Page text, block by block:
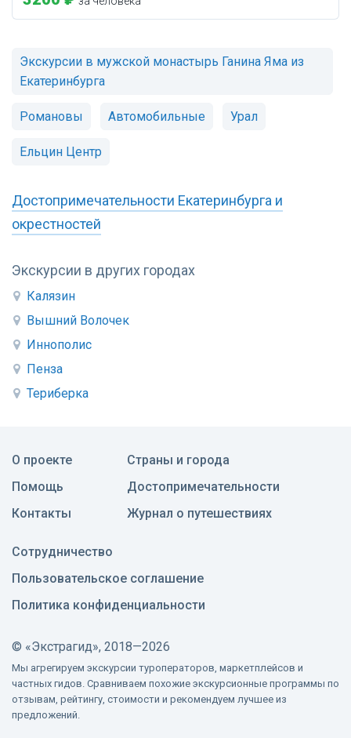
Экскурсии в других городах
Калязин
Вышний Волочек
Иннополис
Пенза
Териберка
Экскурсии в мужской монастырь Ганина Яма из
Екатеринбурга
Романовы Автомобильные Урал
Ельцин Центр
Достопримечательности Екатеринбурга и
окрестностей
О проекте
Помощь
Контакты
Страны и города
Достопримечательности
Журнал о путешествиях
Сотрудничество
Пользовательское соглашение
Политика конфиденциальности
© «Экстрагид», 2018—2026
Мы агрегируем экскурсии туроператоров, маркетплейсов и
частных гидов. Сравниваем похожие экскурсионные программы по
отзывам, рейтингу, стоимости и рекомендуем лучшее из
предложений.